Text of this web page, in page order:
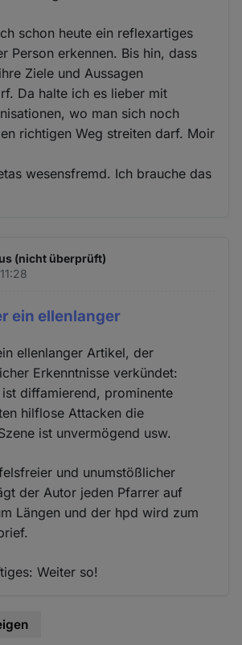
schon heute ein reflexartiges
Person erkennen. Bis hin, dass
Ziele und Aussagen
Da halte ich es lieber mit
wo man sich noch
richtigen Weg streiten darf. Moir
wesensfremd. Ich brauche das
(nicht überprüft)
ein ellenlanger
ellenlanger Artikel, der
Erkenntnisse verkündet:
diffamierend, prominente
hilflose Attacken die
ist unvermögend usw.
und unumstößlicher
der Autor jeden Pfarrer auf
Längen und der hpd wird zum
Weiter so!